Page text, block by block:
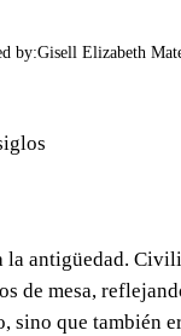
by:Gisell Elizabeth
antigüedad.
de mesa,
sino que